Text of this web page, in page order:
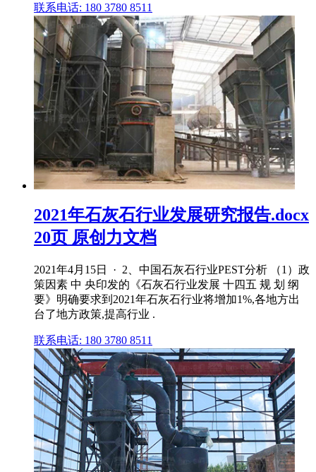
联系电话: 180 3780 8511
2021年石灰石行业发展研究报告.docx
20页 原创力文档
2021年4月15日 · 2、中国石灰石行业PEST分析 （1）政
策因素 中 央印发的《石灰石行业发展 十四五 规 划 纲
要》明确要求到2021年石灰石行业将增加1%,各地方出
台了地方政策,提高行业 .
联系电话: 180 3780 8511